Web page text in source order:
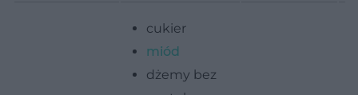
cukier
miód
dżemy bez